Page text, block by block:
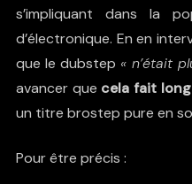
s’impliquant dans la
d’électronique. Enen
que le dubstep « n’était
avancer que cela fait
un titre brostep pure en
Pour être précis :